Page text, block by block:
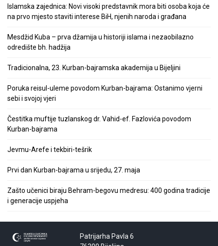
Islamska zajednica: Novi visoki predstavnik mora biti osoba koja će
na prvo mjesto staviti interese BiH, njenih naroda i građana
Mesdžid Kuba – prva džamija u historiji islama i nezaobilazno
odredište bh. hadžija
Tradicionalna, 23. Kurban-bajramska akademija u Bijeljini
Poruka reisul-uleme povodom Kurban-bajrama: Ostanimo vjerni
sebi i svojoj vjeri
Čestitka muftije tuzlanskog dr. Vahid-ef. Fazlovića povodom
Kurban-bajrama
Jevmu-Arefe i tekbiri-tešrik
Prvi dan Kurban-bajrama u srijedu, 27. maja
Zašto učenici biraju Behram-begovu medresu: 400 godina tradicije
i generacije uspjeha
Patrijarha Pavla 6